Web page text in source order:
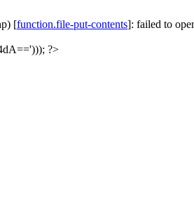
[function.file-put-contents]: failed to
?>